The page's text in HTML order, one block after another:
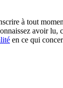
à tout
avoir lu,
en ce qui